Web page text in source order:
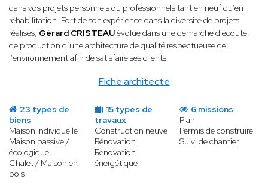
Fiche architecte
dans vos projets personnels ou professionnels tant en neuf qu’en
réhabilitation. Fort de son expérience dans la diversité de projets
réalisés, Gérard CRISTEAUévolue dans une démarche d’écoute,
de production d’une architecture de qualité respectueuse de
l’environnement afin de satisfaire ses clients.
23 types de
biens
Maison individuelle
Maison passive /
écologique
Chalet / Maison en
bois
15 types de
travaux
Construction neuve
Rénovation
Rénovation
énergétique
6 missions
Plan
Permis de construire
Suivi de chantier